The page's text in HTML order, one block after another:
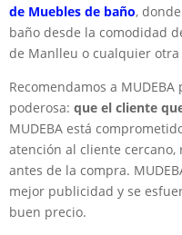
de Muebles de baño,
baño desde la comodidad
de Manlleu o cualquier otra
Recomendamos a
poderosa: que el cliente
MUDEBA está
atención al cliente
antes de la compra.
mejor publicidad y se
buen precio.